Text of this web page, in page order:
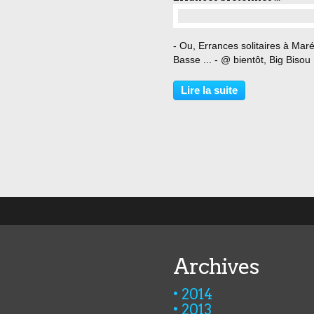
- Ou, Errances solitaires à
Basse ... - @ bientôt, Big Bisou
Lire la suite
Archives
2014
2013